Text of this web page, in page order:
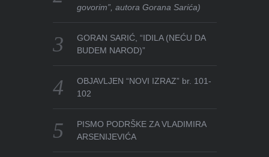
govorim”, autora Gorana Sarića)
GORAN SARIĆ, “IDILA (NEĆU DA
BUDEM NAROD)”
OBJAVLJEN “NOVI IZRAZ” br. 101-
102
PISMO PODRŠKE ZA VLADIMIRA
ARSENIJEVIĆA